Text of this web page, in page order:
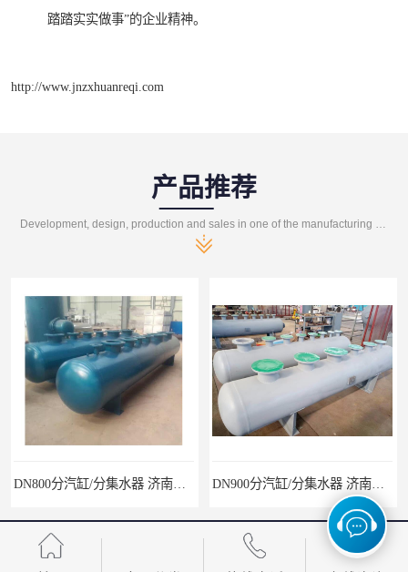
踏踏实实做事”的企业精神。
http://www.jnzxhuanreqi.com
产品推荐
Development, design, production and sales in one of the manufacturing enterprises